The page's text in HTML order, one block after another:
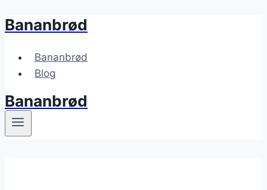
Fortsæt
indhold
Bananbrød
Bananbrød
Blog
Bananbrød